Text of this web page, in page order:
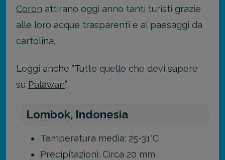
Coron attirano oggi anno tanti turisti grazie
alle loro acque trasparenti e ai paesaggi da
cartolina.
Leggi anche “Tutto quello che devi sapere
su Palawan”.
Lombok, Indonesia
Temperatura media: 25-31°C
Precipitazioni: Circa 20 mm